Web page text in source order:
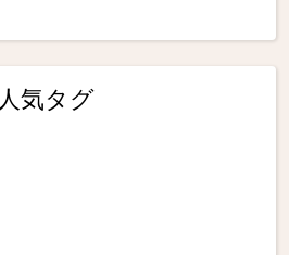
人気タグ